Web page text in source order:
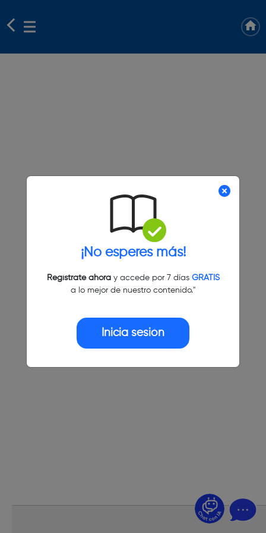
¡No esperes más!
Regístrate ahoray accede por 7 días GRATIS
a lo mejor de nuestro contenido."
Inicia sesión